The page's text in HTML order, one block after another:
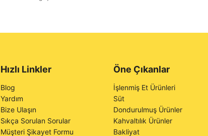
Hızlı Linkler
Blog
Yardım
Bize Ulaşın
Sıkça Sorulan Sorular
Müşteri Şikayet Formu
Öne Çıkanlar
İşlenmiş Et Ürünleri
Süt
Dondurulmuş Ürünler
Kahvaltılık Ürünler
Bakliyat